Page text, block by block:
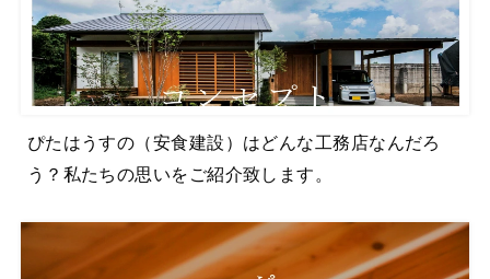
ぴたはうすの（安食建設）はどんな工務店なんだろ
う？私たちの思いをご紹介致します。